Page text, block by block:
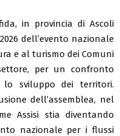
in provincia di Ascoli
dell’evento nazionale
e al turismo dei Comuni
per un confronto
sviluppo dei territori.
dell’assemblea, nel
Assisi stia diventando
nazionale per i flussi